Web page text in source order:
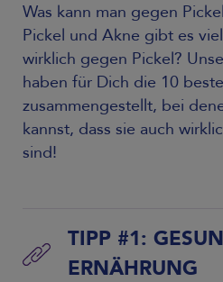
Was kann man gegen
Pickel und Akne gibt es
wirklich gegen Pickel?
haben für Dich die 10
zusammengestellt, bei
kannst, dass sie auch
sind!
TIPP #1:
ERNÄHRUNG